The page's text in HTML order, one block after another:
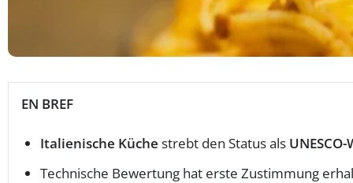
EN BREF
Italienische Küche strebt den Status als
Technische Bewertung hat erste Zustimmung